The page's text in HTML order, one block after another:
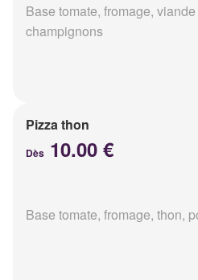
Base tomate, fromage,
champignons
Pizza thon
Dès 10.00 €
Base tomate, fromage, thon,